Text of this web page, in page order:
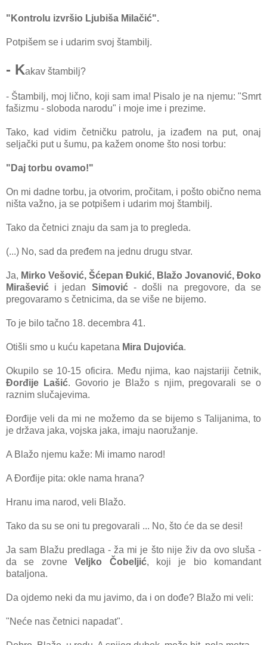
"Kontrolu izvršio Ljubiša Milačić".
Potpišem se i udarim svoj štambilj.
- Kakav štambilj?
- Štambilj, moj lično, koji sam ima! Pisalo je na njemu: "Smrt
fašizmu - sloboda narodu" i moje ime i prezime.
Tako, kad vidim četničku patrolu, ja izađem na put, onaj
seljački put u šumu, pa kažem onome što nosi torbu:
"Daj torbu ovamo!"
On mi dadne torbu, ja otvorim, pročitam, i pošto obično nema
ništa važno, ja se potpišem i udarim moj štambilj.
Tako da četnici znaju da sam ja to pregleda.
(...) No, sad da pređem na jednu drugu stvar.
Ja, Mirko Vešović, Šćepan Đukić, Blažo Jovanović, Đoko
Mirašević i jedan Simović - došli na pregovore, da se
pregovaramo s četnicima, da se više ne bijemo.
To je bilo tačno 18. decembra 41.
Otišli smo u kuću kapetana Mira Dujovića.
Okupilo se 10-15 oficira. Među njima, kao najstariji četnik,
Đorđije Lašić. Govorio je Blažo s njim, pregovarali se o
raznim slučajevima.
Đorđije veli da mi ne možemo da se bijemo s Talijanima, to
je država jaka, vojska jaka, imaju naoružanje.
A Blažo njemu kaže: Mi imamo narod!
A Đorđije pita: okle nama hrana?
Hranu ima narod, veli Blažo.
Tako da su se oni tu pregovarali ... No, što će da se desi!
Ja sam Blažu predlaga - ža mi je što nije živ da ovo sluša -
da se zovneVeljko Čobeljić, koji je bio komandant
bataljona.
Da ojdemo neki da mu javimo, da i on dođe? Blažo mi veli:
"Neće nas četnici napadat".